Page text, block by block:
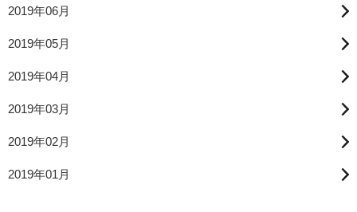
2019年06月
2019年05月
2019年04月
2019年03月
2019年02月
2019年01月